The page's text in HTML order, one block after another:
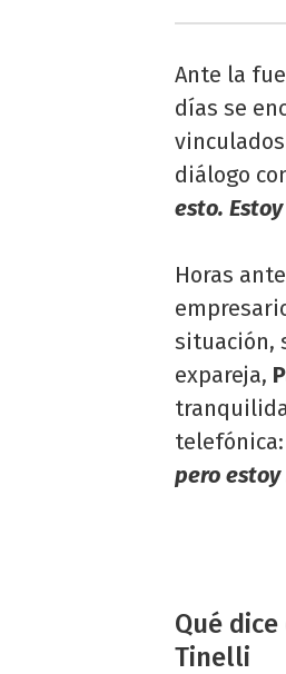
Ante la
días se
diálogo
esto.
Horas
situación,
expareja,
telefónica:
pero estoy
Qué
Tinelli